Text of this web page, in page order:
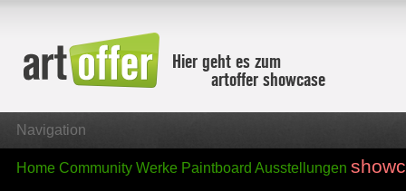
Hier geht es zum
artoffer showcase
Navigation
Home Community Werke Paintboard Ausstellungen